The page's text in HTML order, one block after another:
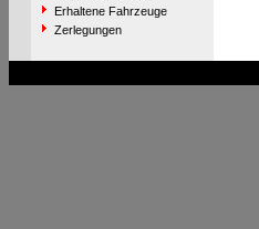
Erhaltene Fahrzeuge
Zerlegungen